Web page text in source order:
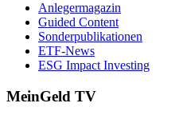
Anlegermagazin
Guided Content
Sonderpublikationen
ETF-News
ESG Impact Investing
MeinGeld TV